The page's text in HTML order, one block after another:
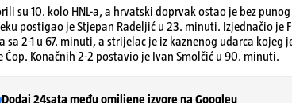
su 10. kolo HNL-a, a hrvatski doprvak ostao je bez
postigao je Stjepan Radeljić u 23. minuti. Izjednačio je
2-1 u 67. minuti, a strijelac je iz kaznenog udarca kojeg
Čop. Konačnih 2-2 postavio je Ivan Smolčić u 90. minuti.
Dodaj 24sata među omiljene izvore na Googleu